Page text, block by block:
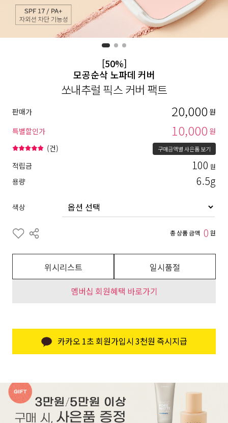
[50%]
모공순삭 노파데 커버
쏘내추럴 픽스 커버 팩트
판매가 20,000 원
특별할인가
10,000 원
(건) 구매금액별 사은품 보기
적립금 100 원
용량 6.5g
색상
총 상품 금액 0 원
위시리스트
일시품절
멤버십 회원혜택 바로가기
카카오 1초 회원가입시 3천원 즉시지급